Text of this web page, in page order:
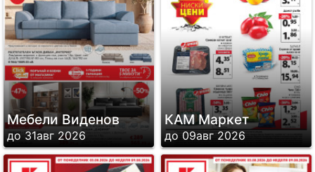
Мебели Виденов
до 31авг 2026
КАМ Маркет
до 09авг 2026